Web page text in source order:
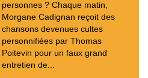
personnes ? Chaque matin,
Morgane Cadignan reçoit des
chansons devenues cultes
personnifiées par Thomas
Poitevin pour un faux grand
entretien de...